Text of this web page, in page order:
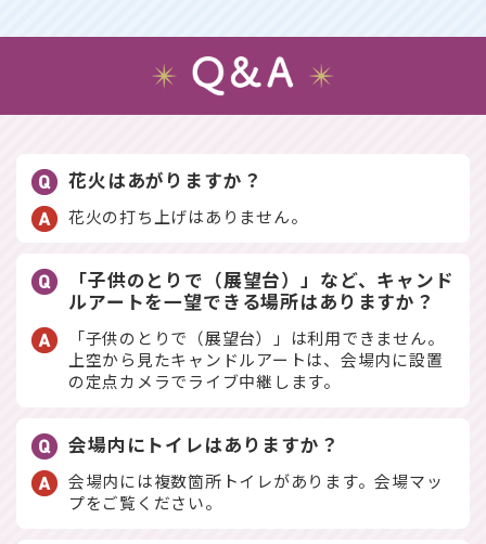
花火はあがりますか？
花火の打ち上げはありません。
「子供のとりで（展望台）」など、キャンド
ルアートを一望できる場所はありますか？
「子供のとりで（展望台）」は利用できません。
上空から見たキャンドルアートは、会場内に設置
の定点カメラでライブ中継します。
会場内にトイレはありますか？
会場内には複数箇所トイレがあります。会場マッ
プをご覧ください。